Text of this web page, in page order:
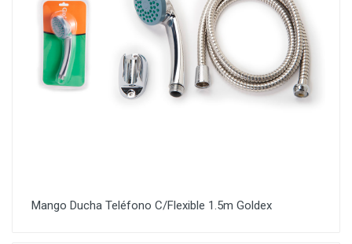
Mango Ducha Teléfono C/Flexible 1.5m Goldex